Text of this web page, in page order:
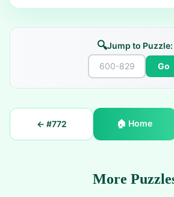
🔍Jump to Puzzle:
Go
← #772 🏠 Home
More